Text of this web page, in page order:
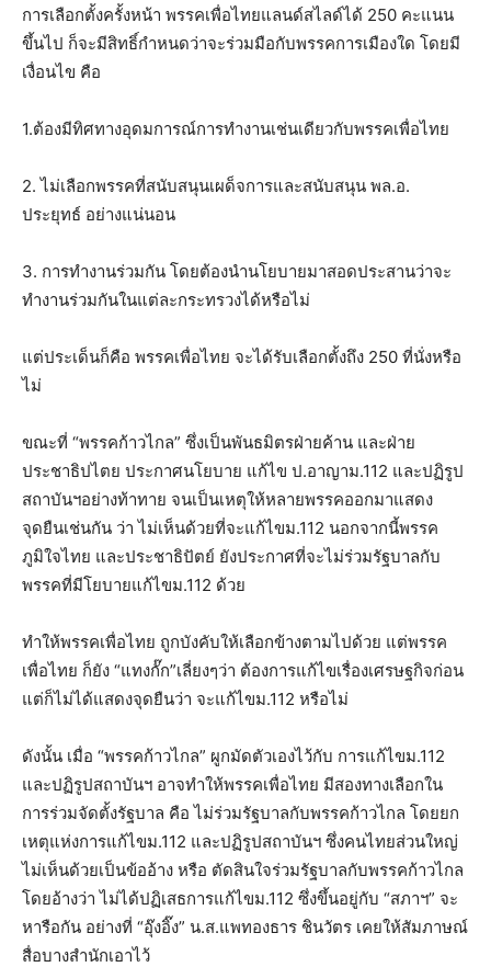
การเลือกตั้งครั้งหน้า พรรคเพื่อไทยแลนด์สไลด์ได้ 250 คะแนน
ขึ้นไป ก็จะมีสิทธิ์กำหนดว่าจะร่วมมือกับพรรคการเมืองใด โดยมี
เงื่อนไข คือ
1.ต้องมีทิศทางอุดมการณ์การทำงานเช่นเดียวกับพรรคเพื่อไทย
2. ไม่เลือกพรรคที่สนับสนุนเผด็จการและสนับสนุน พล.อ.
ประยุทธ์ อย่างแน่นอน
3. การทำงานร่วมกัน โดยต้องนำนโยบายมาสอดประสานว่าจะ
ทำงานร่วมกันในแต่ละกระทรวงได้หรือไม่
แต่ประเด็นก็คือ พรรคเพื่อไทย จะได้รับเลือกตั้งถึง 250 ที่นั่งหรือ
ไม่
ขณะที่ “พรรคก้าวไกล” ซึ่งเป็นพันธมิตรฝ่ายค้าน และฝ่าย
ประชาธิปไตย ประกาศนโยบาย แก้ไข ป.อาญาม.112 และปฏิรูป
สถาบันฯอย่างท้าทาย จนเป็นเหตุให้หลายพรรคออกมาแสดง
จุดยืนเช่นกัน ว่า ไม่เห็นด้วยที่จะแก้ไขม.112 นอกจากนี้พรรค
ภูมิใจไทย และประชาธิปัตย์ ยังประกาศที่จะไม่ร่วมรัฐบาลกับ
พรรคที่มีโยบายแก้ไขม.112 ด้วย
ทำให้พรรคเพื่อไทย ถูกบังคับให้เลือกข้างตามไปด้วย แต่พรรค
เพื่อไทย ก็ยัง “แทงกั๊ก”เลี่ยงๆว่า ต้องการแก้ไขเรื่องเศรษฐกิจก่อน
แต่ก็ไม่ได้แสดงจุดยืนว่า จะแก้ไขม.112 หรือไม่
ดังนั้น เมื่อ “พรรคก้าวไกล” ผูกมัดตัวเองไว้กับ การแก้ไขม.112
และปฏิรูปสถาบันฯ อาจทำให้พรรคเพื่อไทย มีสองทางเลือกใน
การร่วมจัดตั้งรัฐบาล คือ ไม่ร่วมรัฐบาลกับพรรคก้าวไกล โดยยก
เหตุแห่งการแก้ไขม.112 และปฏิรูปสถาบันฯ ซึ่งคนไทยส่วนใหญ่
ไม่เห็นด้วยเป็นข้ออ้าง หรือ ตัดสินใจร่วมรัฐบาลกับพรรคก้าวไกล
โดยอ้างว่า ไม่ได้ปฏิเสธการแก้ไขม.112 ซึ่งขึ้นอยู่กับ “สภาฯ” จะ
หารือกัน อย่างที่ “อุ๊งอิ๊ง” น.ส.แพทองธาร ชินวัตร เคยให้สัมภาษณ์
สื่อบางสำนักเอาไว้